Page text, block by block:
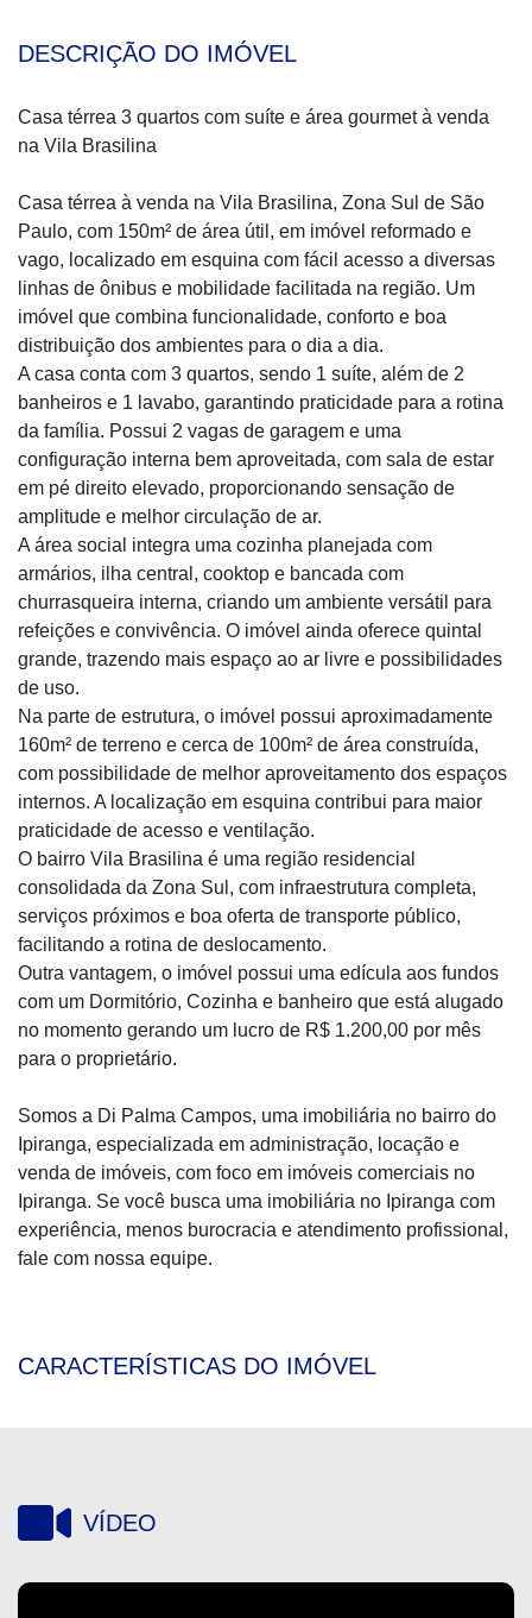
DESCRIÇÃO DO IMÓVEL
Casa térrea 3 quartos com suíte e área gourmet à venda
na Vila Brasilina
Casa térrea à venda na Vila Brasilina, Zona Sul de São
Paulo, com 150m² de área útil, em imóvel reformado e
vago, localizado em esquina com fácil acesso a diversas
linhas de ônibus e mobilidade facilitada na região. Um
imóvel que combina funcionalidade, conforto e boa
distribuição dos ambientes para o dia a dia.
A casa conta com 3 quartos, sendo 1 suíte, além de 2
banheiros e 1 lavabo, garantindo praticidade para a rotina
da família. Possui 2 vagas de garagem e uma
configuração interna bem aproveitada, com sala de estar
em pé direito elevado, proporcionando sensação de
amplitude e melhor circulação de ar.
A área social integra uma cozinha planejada com
armários, ilha central, cooktop e bancada com
churrasqueira interna, criando um ambiente versátil para
refeições e convivência. O imóvel ainda oferece quintal
grande, trazendo mais espaço ao ar livre e possibilidades
de uso.
Na parte de estrutura, o imóvel possui aproximadamente
160m² de terreno e cerca de 100m² de área construída,
com possibilidade de melhor aproveitamento dos espaços
internos. A localização em esquina contribui para maior
praticidade de acesso e ventilação.
O bairro Vila Brasilina é uma região residencial
consolidada da Zona Sul, com infraestrutura completa,
serviços próximos e boa oferta de transporte público,
facilitando a rotina de deslocamento.
Outra vantagem, o imóvel possui uma edícula aos fundos
com um Dormitório, Cozinha e banheiro que está alugado
no momento gerando um lucro de R$ 1.200,00 por mês
para o proprietário.
Somos a Di Palma Campos, uma imobiliária no bairro do
Ipiranga, especializada em administração, locação e
venda de imóveis, com foco em imóveis comerciais no
Ipiranga. Se você busca uma imobiliária no Ipiranga com
experiência, menos burocracia e atendimento profissional,
fale com nossa equipe.
CARACTERÍSTICAS DO IMÓVEL
VÍDEO